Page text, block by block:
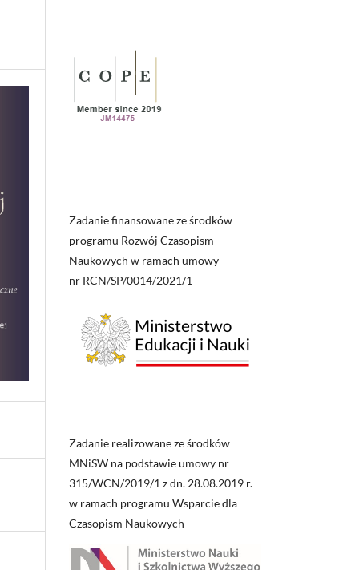
Zadanie finansowane ze środków
programu Rozwój Czasopism
Naukowych w ramach umowy
nr RCN/SP/0014/2021/1
Zadanie realizowane ze środków
MNiSW na podstawie umowy nr
315/WCN/2019/1 z dn. 28.08.2019 r.
w ramach programu Wsparcie dla
Czasopism Naukowych